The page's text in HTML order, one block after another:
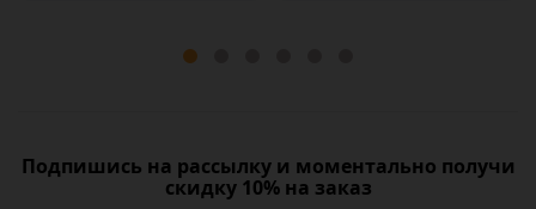
Подпишись на рассылку и моментально получи
скидку 10% на заказ